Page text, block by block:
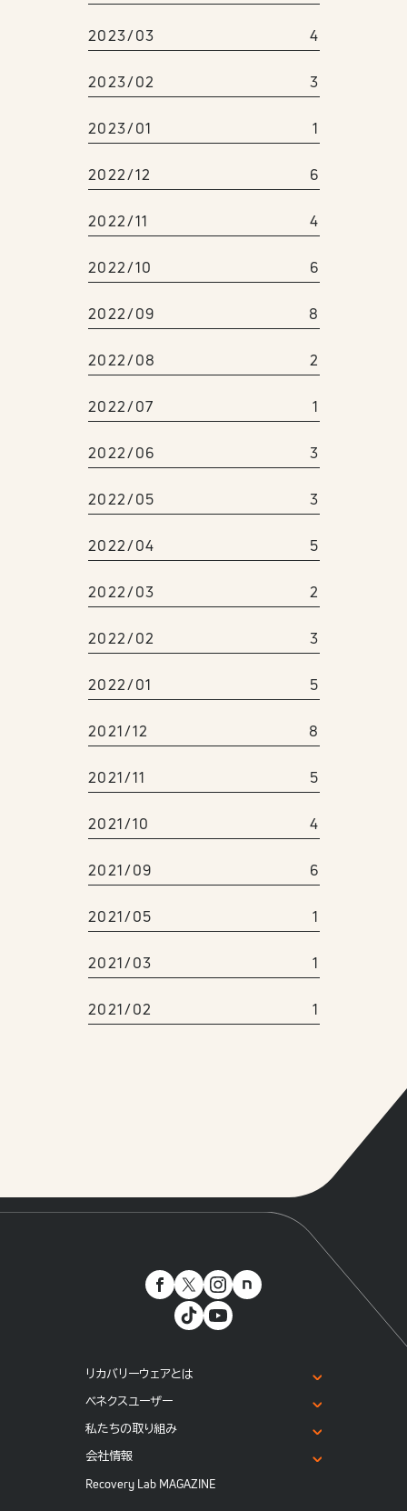
2023/03 4
2023/02 3
2023/01 1
2022/12 6
2022/11 4
2022/10 6
2022/09 8
2022/08 2
2022/07 1
2022/06 3
2022/05 3
2022/04 5
2022/03 2
2022/02 3
2022/01 5
2021/12 8
2021/11 5
2021/10 4
2021/09 6
2021/05 1
2021/03 1
2021/02 1
リカバリーウェアとは
ベネクスユーザー
私たちの取り組み
会社情報
Recovery Lab MAGAZINE